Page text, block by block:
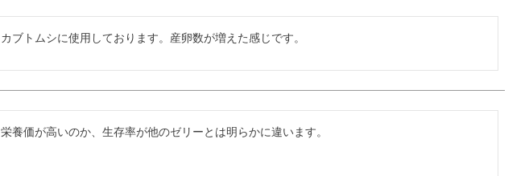
カブトムシに使用しております。産卵数が増えた感じです。
栄養価が高いのか、生存率が他のゼリーとは明らかに違います。